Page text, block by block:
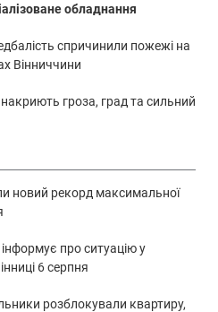
обладнання
спричинили пожежі на
Вінниччини
гроза, град та сильний
новий рекорд максимальної
про ситуацію у
6 серпня
розблокували квартиру,